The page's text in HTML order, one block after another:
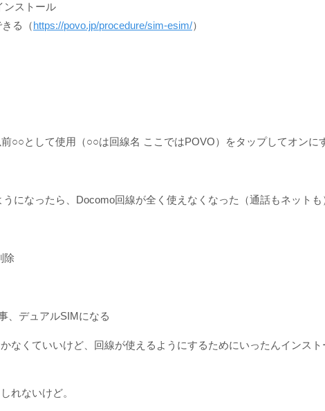
ンストール
る（https://povo.jp/procedure/sim-esim/）
○○として使用（○○は回線名 ここではPOVO）をタップしてオンに
になったら、Docomo回線が全く使えなくなった（通話もネットも
除
、デュアルSIMになる
なくていいけど、回線が使えるようにするためにいったんインス
れないけど。